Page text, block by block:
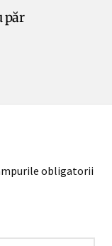
păr
obligatorii